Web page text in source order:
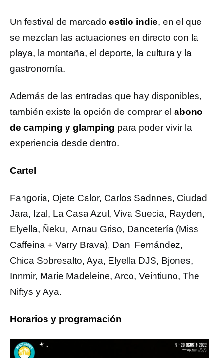
Un festival de marcado estilo indie, en el que
se mezclan las actuaciones en directo con la
playa, la montaña, el deporte, la cultura y la
gastronomía.
Además de las entradas que hay disponibles,
también existe la opción de comprar el abono
de camping y glamping para poder vivir la
experiencia desde dentro.
Cartel
Fangoria, Ojete Calor, Carlos Sadnnes, Ciudad
Jara, Izal, La Casa Azul, Viva Suecia, Rayden,
Elyella, Ñeku, Arnau Griso, Dancetería (Miss
Caffeina + Varry Brava), Dani Fernández,
Chica Sobresalto, Aya, Elyella DJS, Bjones,
Innmir, Marie Madeleine, Arco, Veintiuno, The
Niftys y Aya.
Horarios y programación